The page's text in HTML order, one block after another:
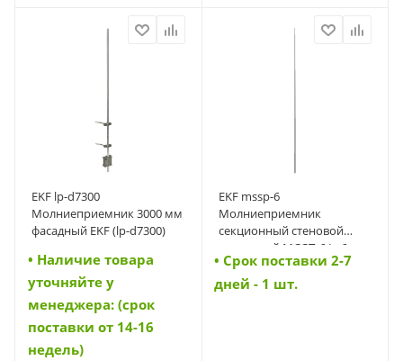
EKF lp-d7300
Молниеприемник 3000 мм
фасадный EKF (lp-d7300)
• Наличие товара
уточняйте у
менеджера: (срок
поставки от 14-16
недель)
EKF mssp-6
Молниеприемник
секционный стеновой
пассивный МССП-6 L=6м
EKF (mssp-6)
• Cрок поставки 2-7
дней - 1 шт.